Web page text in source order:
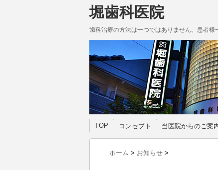
堀歯科医院
歯科治療の方法は一つではありません。患者様
TOP コンセプト 当医院からのご案
ホーム > お知らせ >